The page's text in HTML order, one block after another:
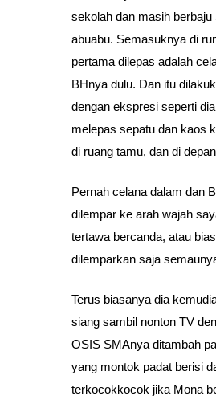
sekolah dan masih berbaju
abuabu. Semasuknya di
pertama dilepas adalah
BHnya dulu. Dan itu
dengan ekspresi seperti
melepas sepatu dan kaos
di ruang tamu, dan di
Pernah celana dalam dan
dilempar ke arah wajah
tertawa bercanda, atau
dilemparkan saja
Terus biasanya dia
siang sambil nonton TV
OSIS SMAnya ditambah
yang montok padat berisi
terkocokkocok jika Mona